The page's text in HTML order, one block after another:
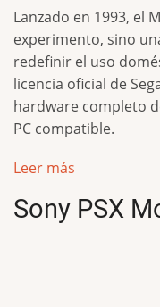
Lanzado en 1993, el
experimento, sino
redefinir el uso
licencia oficial de
hardware completo
PC compatible.
Leer más
Sony PSX